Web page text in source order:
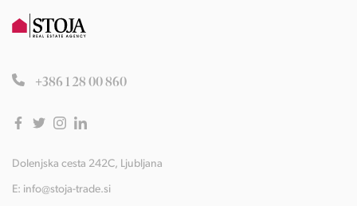
+386 1 28 00 860
Dolenjska cesta 242C, Ljubljana
E: info@stoja-trade.si